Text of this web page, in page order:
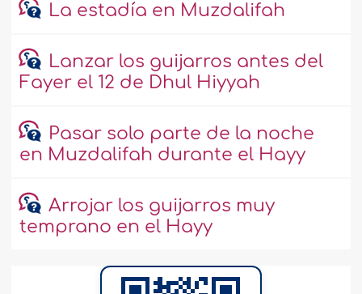
La estadía en Muzdalifah
Lanzar los guijarros antes del
Fayer el 12 de Dhul Hiyyah
Pasar solo parte de la noche
en Muzdalifah durante el Hayy
Arrojar los guijarros muy
temprano en el Hayy